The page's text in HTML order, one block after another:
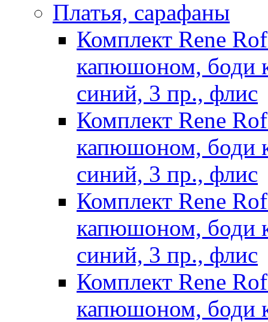
Платья, сарафаны
Комплект Rene
капюшоном, боди
синий, 3 пр., флис
Комплект Rene
капюшоном, боди
синий, 3 пр., флис
Комплект Rene
капюшоном, боди
синий, 3 пр., флис
Комплект Rene
капюшоном, боди